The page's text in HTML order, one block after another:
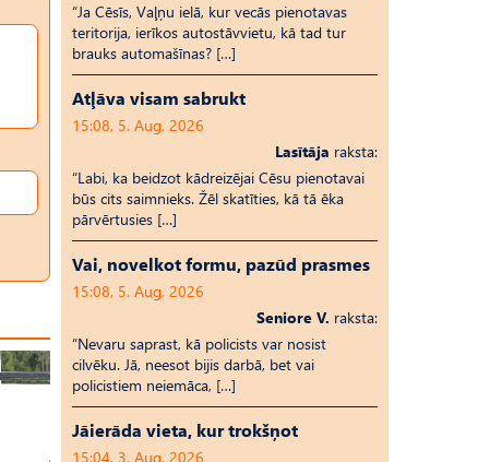
“Ja Cēsīs, Vaļņu ielā, kur vecās pienotavas
teritorija, ierīkos autostāvvietu, kā tad tur
brauks automašīnas? […]
Atļāva visam sabrukt
15:08, 5. Aug, 2026
Lasītāja raksta:
“Labi, ka beidzot kādreizējai Cēsu pienotavai
būs cits saimnieks. Žēl skatīties, kā tā ēka
pārvērtusies […]
Vai, novelkot formu, pazūd prasmes
15:08, 5. Aug, 2026
Seniore V. raksta:
“Nevaru saprast, kā policists var nosist
cilvēku. Jā, neesot bijis darbā, bet vai
policistiem neiemāca, […]
Jāierāda vieta, kur trokšņot
15:04, 3. Aug, 2026